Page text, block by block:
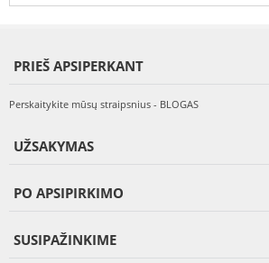
PRIEŠ APSIPERKANT
Perskaitykite mūsų straipsnius - BLOGAS
UŽSAKYMAS
PO APSIPIRKIMO
SUSIPAŽINKIME